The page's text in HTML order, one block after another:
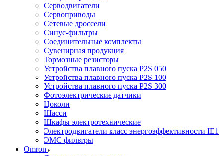
Серводвигатели
Сервоприводы
Сетевые дроссели
Синус-фильтры
Соединительные комплекты
Сувенирная продукция
Тормозные резисторы
Устройства плавного пуска P2S 050
Устройства плавного пуска P2S 100
Устройства плавного пуска P2S 300
Фотоэлектрические датчики
Цоколи
Шасси
Шкафы электротехнические
Электродвигатели класс энергоэффективности IE1
ЭМС фильтры
Omron